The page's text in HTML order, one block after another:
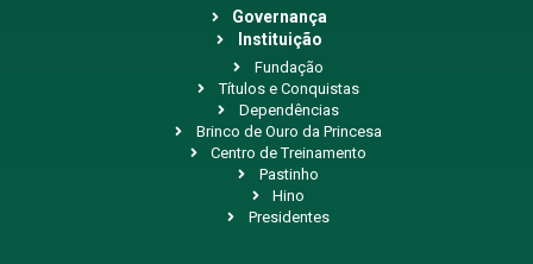
Governança
Instituição
Fundação
Títulos e Conquistas
Dependências
Brinco de Ouro da Princesa
Centro de Treinamento
Pastinho
Hino
Presidentes